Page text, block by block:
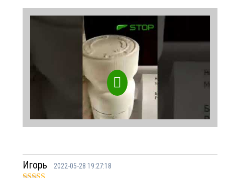
Игорь 2022-05-28 19:27:18